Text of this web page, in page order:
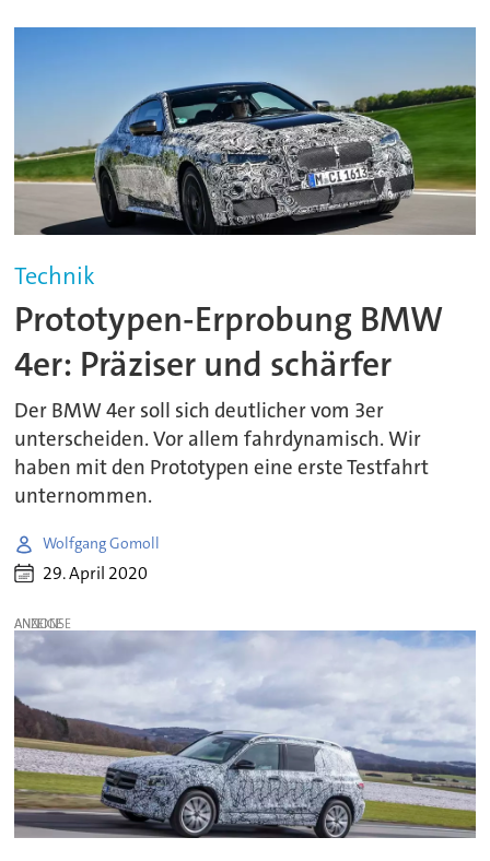
Technik
Prototypen-Erprobung BMW
4er: Präziser und schärfer
Der BMW 4er soll sich deutlicher vom 3er
unterscheiden. Vor allem fahrdynamisch. Wir
haben mit den Prototypen eine erste Testfahrt
unternommen.
Wolfgang Gomoll
29. April 2020
ANZEIGE